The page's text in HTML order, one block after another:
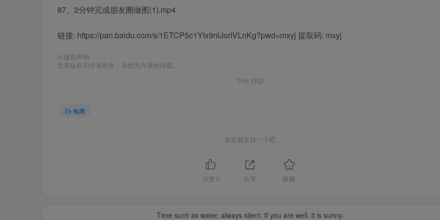
87、2分钟完成朋友圈做图(1).mp4
链接: https://pan.baidu.com/s/1ETCP5c1YIx9nlJorIVLnKg?pwd=mxyj 提取码: mxyj
© 版权声明
文章版权归作者所有，未经允许请勿转载。
THE END
电商
喜欢就支持一下吧
点赞 0 分享 收藏
Time such as water, always silent. If you are well, it is sunny.